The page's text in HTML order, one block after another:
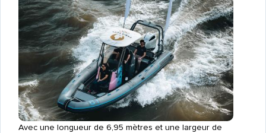
Avec une longueur de 6,95 mètres et une largeur de